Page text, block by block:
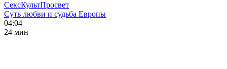
СексКультПросвет
Суть любви и судьба Европы
04:04
24 мин